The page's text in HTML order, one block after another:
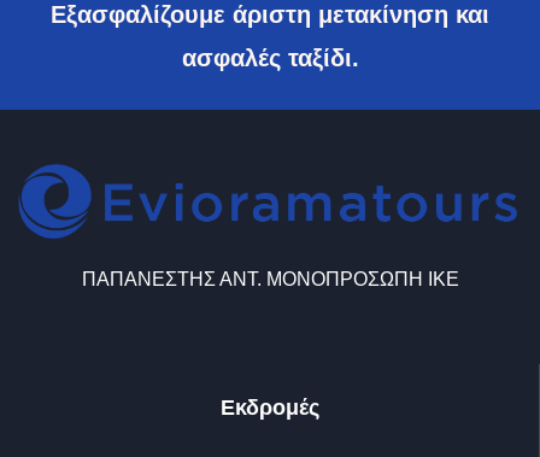
Εξασφαλίζουμε άριστη μετακίνηση και
ασφαλές ταξίδι.
ΠΑΠΑΝΕΣΤΗΣ ΑΝΤ. ΜΟΝΟΠΡΟΣΩΠΗ ΙΚΕ
Εκδρομές